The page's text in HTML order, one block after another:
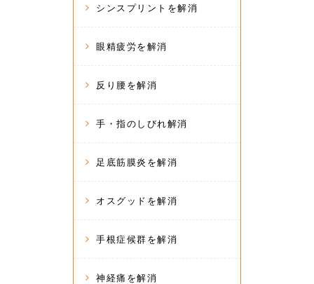
シンスプリントを解消
眼精疲労を解消
反り腰を解消
手・指のしびれ解消
足底筋膜炎を解消
オスグッドを解消
手根症候群を解消
神経痛を解消